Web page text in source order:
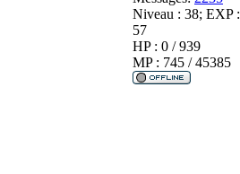
Niveau : 38; EXP :
57
HP : 0 / 939
MP : 745 / 45385